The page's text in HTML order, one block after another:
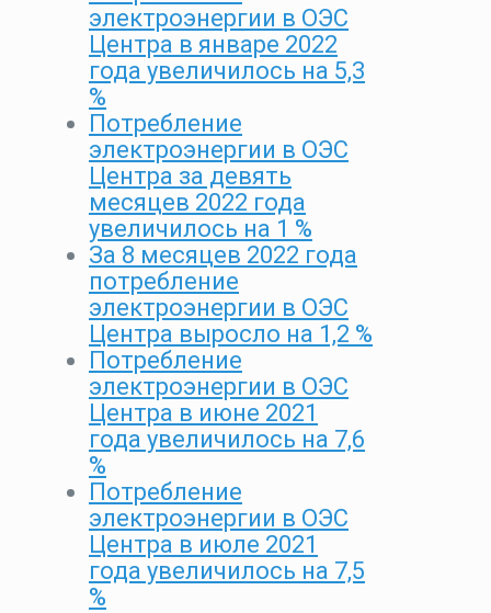
электроэнергии в ОЭС
Центра в январе 2022
года увеличилось на 5,3
%
Потребление
электроэнергии в ОЭС
Центра за девять
месяцев 2022 года
увеличилось на 1 %
За 8 месяцев 2022 года
потребление
электроэнергии в ОЭС
Центра выросло на 1,2 %
Потребление
электроэнергии в ОЭС
Центра в июне 2021
года увеличилось на 7,6
%
Потребление
электроэнергии в ОЭС
Центра в июле 2021
года увеличилось на 7,5
%